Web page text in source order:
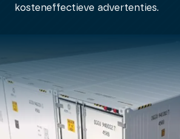
kosteneffectieve advertenties.